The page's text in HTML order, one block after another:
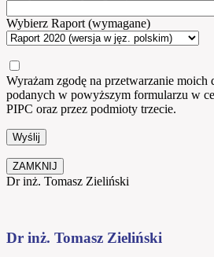
Wybierz Raport (wymagane)
Wyrażam zgodę na przetwarzanie moich
podanych w powyższym formularzu w
PIPC oraz przez podmioty trzecie.
ZAMKNIJ
Dr inż. Tomasz Zieliński
Dr inż. Tomasz Zieliński